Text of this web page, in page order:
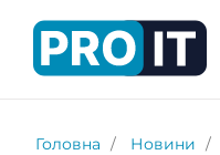
Головна Новини